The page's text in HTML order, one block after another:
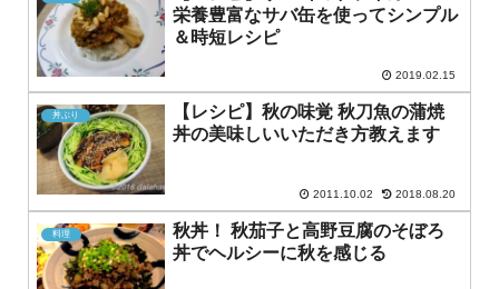
栄養豊富なサバ缶を使ってシンプル
＆時短レシピ
2019.02.15
丼ぶり
【レシピ】秋の味覚 秋刀魚の蒲焼
丼の美味しいいただき方教えます
2011.10.02 2018.08.20
料理
秋丼！ 秋茄子と高野豆腐のそぼろ
丼でヘルシーに秋を感じる